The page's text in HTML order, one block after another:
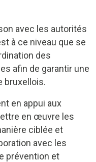
avec les autorités
à ce niveau que se
des
afin de garantir une
bruxellois.
en appui aux
en œuvre les
ciblée et
avec les
prévention et